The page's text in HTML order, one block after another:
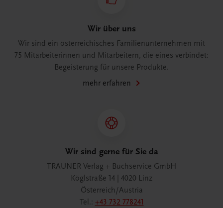
Wir über uns
Wir sind ein österreichisches Familienunternehmen mit
75 Mitarbeiterinnen und Mitarbeitern, die eines verbindet:
Begeisterung für unsere Produkte.
mehr erfahren
Wir sind gerne für Sie da
TRAUNER Verlag + Buchservice GmbH
Köglstraße 14 | 4020 Linz
Österreich/Austria
Tel.: +43 732 778241